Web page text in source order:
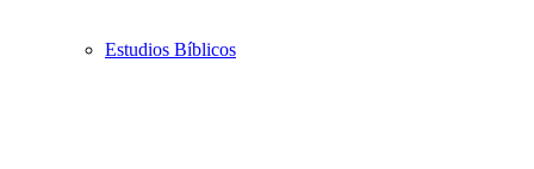
Estudios Bíblicos